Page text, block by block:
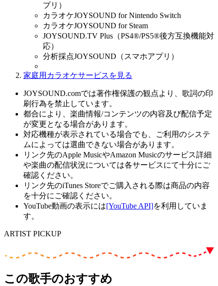
プリ）
カラオケJOYSOUND for Nintendo Switch
カラオケJOYSOUND for Steam
JOYSOUND.TV Plus（PS4®/PS5®後方互換機能対
応）
分析採点JOYSOUND（スマホアプリ）
家庭用カラオケサービスを見る
JOYSOUND.comでは著作権保護の観点より、歌詞の印
刷行為を禁止しています。
都合により、楽曲情報/コンテンツの内容及び配信予定
が変更となる場合があります。
対応機種が表示されている場合でも、ご利用のシステ
ムによっては選曲できない場合があります。
リンク先のApple MusicやAmazon Musicのサービス詳細
や楽曲の配信状況については各サービスにて十分にご
確認ください。
リンク先のiTunes Storeでご購入される際は商品の内容
を十分にご確認ください。
YouTube動画の表示には[YouTube API]を利用していま
す。
ARTIST PICKUP
この歌手のおすすめ